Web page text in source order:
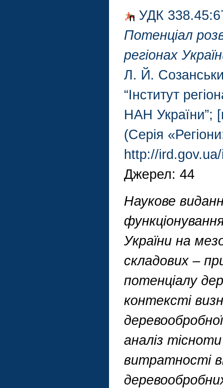
УДК
Потенціал
регіонах
Л. Й.
“Інститут
НАН України”;
(Серія
http://
Джерел: 44
Наукове
України на
складових –
потенціалу
контексті
аналіз
витратності